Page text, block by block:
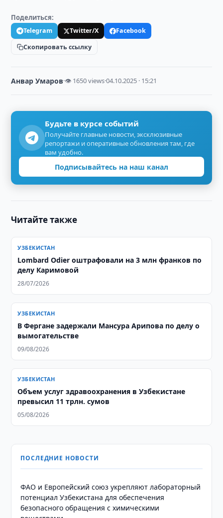
Поделиться:
Telegram Twitter/X
Facebook
Скопировать ссылку
Анвар Умаров·👁 1650 views·04.10.2025 · 15:21
Будьте в курсе событий
Получайте главные новости, эксклюзивные
репортажи и оперативные обновления там, где
вам удобно.
Подписывайтесь на наш канал
Читайте также
УЗБЕКИСТАН
Lombard Odier оштрафовали на 3 млн франков по
делу Каримовой
28/07/2026
УЗБЕКИСТАН
В Фергане задержали Мансура Арипова по делу о
вымогательстве
09/08/2026
УЗБЕКИСТАН
​​​​​​​Объем услуг здравоохранения в Узбекистане
превысил 11 трлн. сумов
05/08/2026
ПОСЛЕДНИЕ НОВОСТИ
ФАО и Европейский союз укрепляют лабораторный
потенциал Узбекистана для обеспечения
безопасного обращения с химическими